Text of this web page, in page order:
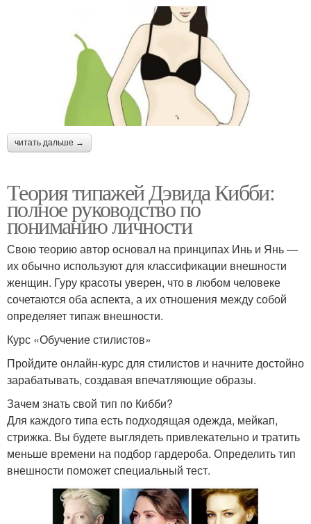
читать дальше →
Теория типажей Дэвида Кибби:
полное руководство по
пониманию личности
Свою теорию автор основал на принципах Инь и Янь —
их обычно используют для классификации внешности
женщин. Гуру красоты уверен, что в любом человеке
сочетаются оба аспекта, а их отношения между собой
определяет типаж внешности.
Курс «Обучение стилистов»
Пройдите онлайн-курс для стилистов и начните достойно
зарабатывать, создавая впечатляющие образы.
Зачем знать свой тип по Кибби?
Для каждого типа есть подходящая одежда, мейкап,
стрижка. Вы будете выглядеть привлекательно и тратить
меньше времени на подбор гардероба. Определить тип
внешности поможет специальный тест.